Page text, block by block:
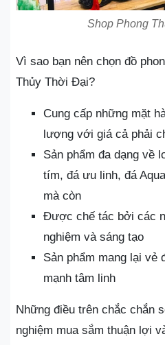
Shop Phong
Vì sao bạn nên chọn đồ
Thủy Thời Đại?
Cung cấp những mặt
lượng với giá cả phải
Sản phẩm đa dạng về
tím, đá ưu linh, đá
mà còn
Được chế tác bởi các
nghiệm và sáng tạo
Sản phẩm mang lại vẻ
mạnh tâm linh
Những điều trên chắc chắn
nghiệm mua sắm thuận lợi